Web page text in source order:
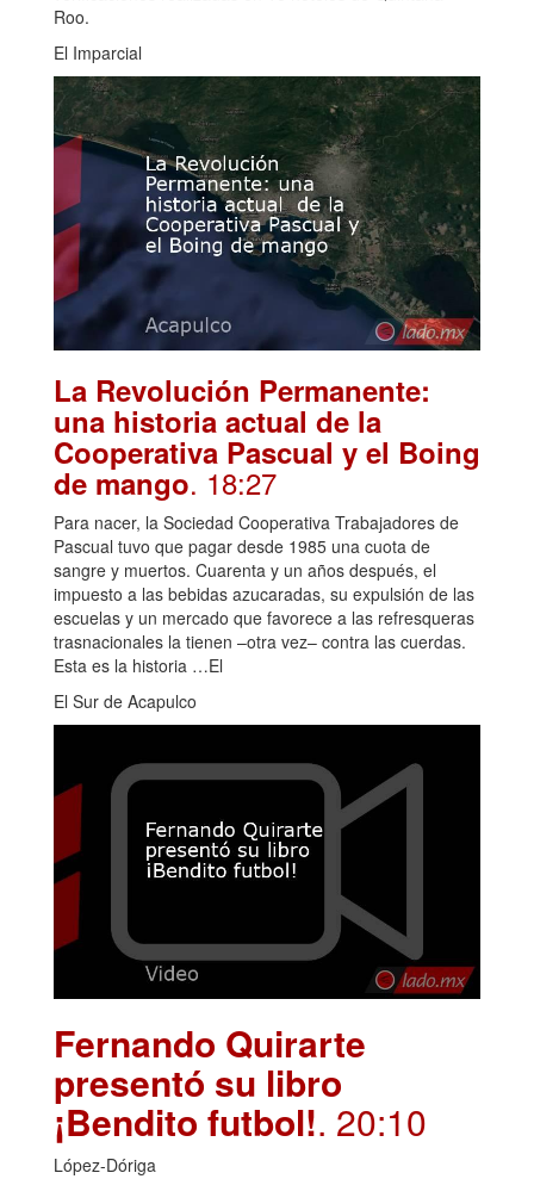
Roo.
El Imparcial
La Revolución Permanente:
una historia actual de la
Cooperativa Pascual y el Boing
de mango. 18:27
Para nacer, la Sociedad Cooperativa Trabajadores de
Pascual tuvo que pagar desde 1985 una cuota de
sangre y muertos. Cuarenta y un años después, el
impuesto a las bebidas azucaradas, su expulsión de las
escuelas y un mercado que favorece a las refresqueras
trasnacionales la tienen –otra vez– contra las cuerdas.
Esta es la historia …El
El Sur de Acapulco
Fernando Quirarte
presentó su libro
¡Bendito futbol!. 20:10
López-Dóriga